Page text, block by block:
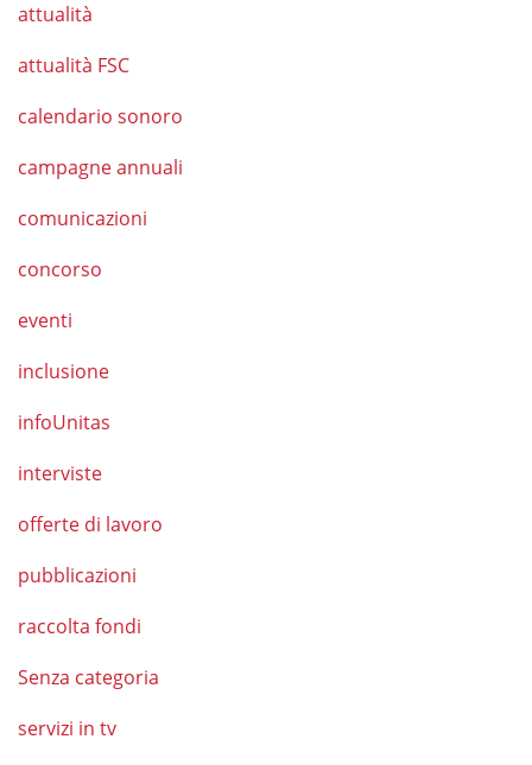
attualità
attualità FSC
calendario sonoro
campagne annuali
comunicazioni
concorso
eventi
inclusione
infoUnitas
interviste
offerte di lavoro
pubblicazioni
raccolta fondi
Senza categoria
servizi in tv